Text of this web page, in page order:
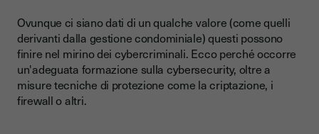
Ovunque ci siano dati di un qualche valore (come quelli
derivanti dalla gestione condominiale) questi possono
finire nel mirino dei cybercriminali. Ecco perché occorre
un'adeguata formazione sulla cybersecurity, oltre a
misure tecniche di protezione come la criptazione, i
firewall o altri.